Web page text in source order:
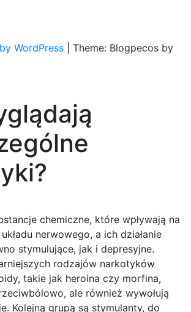
WordPress
Theme: Blogpecos by
chemiczne, które wpływają na
nerwowego, a ich działanie
stymulujące, jak i depresyjne.
rodzajów narkotyków
takie jak heroina czy morfina,
ale również wywołują
Kolejną grupą są stymulanty, do